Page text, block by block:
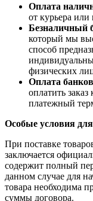
Оплата
от курьера или
Безналичный
который мы
способ
физических
Оплата
оплатить
платежный
Особые условия
При поставке
заключается
содержит полный
данном случае для
товара необходима
суммы договора.